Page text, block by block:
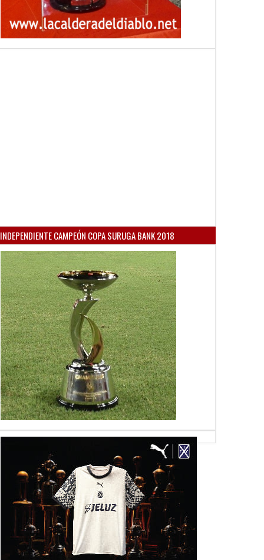
INDEPENDIENTE CAMPEÓN COPA SURUGA BANK 2018